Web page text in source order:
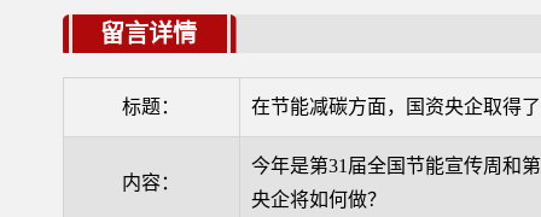
留言详情
标题： 在节能减碳方面，国资央企取得
内容：
今年是第31届全国节能宣传周和
央企将如何做？